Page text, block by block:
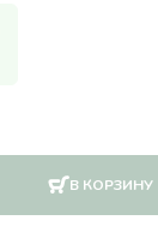
В КОРЗИНУ